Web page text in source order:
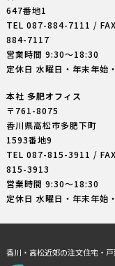
647番地1
TEL 087-884-7111 /
884-7117
営業時間 9:30〜18:30
定休日 水曜日・年末年始
本社 多肥オフィス
〒761-8075
香川県高松市多肥下町
1593番地9
TEL 087-815-3911 /
815-3913
営業時間 9:30〜18:30
定休日 水曜日・年末年始
香川・高松近郊の注文住宅・